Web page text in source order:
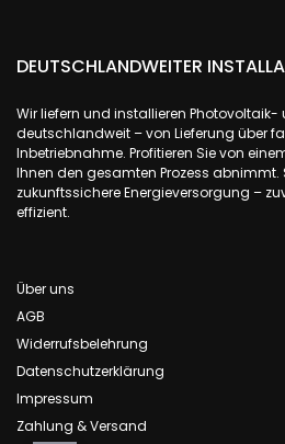
DEUTSCHLANDWEITER
Wir liefern und installieren
deutschlandweit – von Lieferung über
Inbetriebnahme. Profitieren Sie von
Ihnen den gesamten Prozess abnimmt.
zukunftssichere Energieversorgung –
effizient.
Über uns
AGB
Widerrufsbelehrung
Datenschutzerklärung
Impressum
Zahlung & Versand